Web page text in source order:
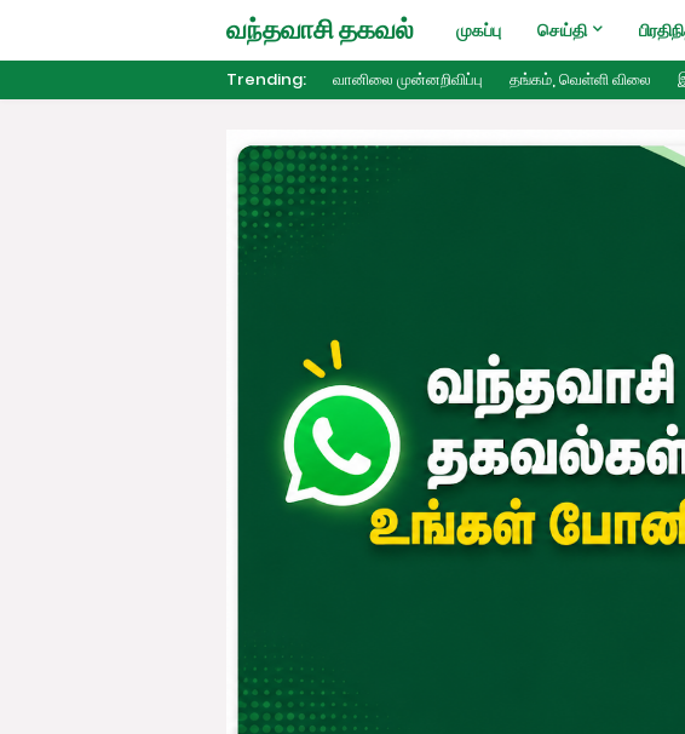
வந்தவாசி தகவல் முகப்பு செய்தி
Trending: வானிலை முன்னறிவிப்பு தங்கம், வெள்ளி விலை